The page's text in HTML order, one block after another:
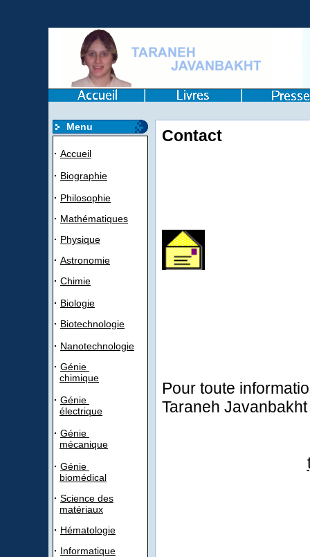
Menu
· Accueil
· Biographie
· Philosophie
· Mathématiques
· Physique
· Astronomie
· Chimie
· Biologie
· Biotechnologie
· Nanotechnologie
· Génie
chimique
· Génie
électrique
· Génie
mécanique
· Génie
biomédical
· Science des
matériaux
· Hématologie
· Informatique
Contact
Pour toute
Taraneh